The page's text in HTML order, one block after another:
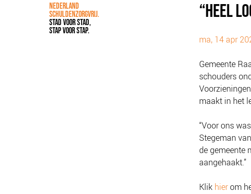
NEDERLAND
SCHULDENZORGVRIJ.
STAD VOOR STAD,
STAP VOOR STAP.
“HEEL
ma, 14 apr
Gemeente
schouders
maakt in het
“Voor ons
Stegeman
de gemeente
aangehaakt.”
Klik hierom